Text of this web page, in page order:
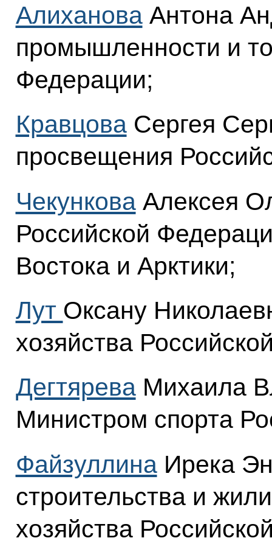
АлихановаАнтона
промышленности и
Федерации;
КравцоваСергея
просвещения
ЧекунковаАлексея
Российской
Востока и Арктики;
Лут Оксану
хозяйства
ДегтяреваМихаила
Министром спорта
ФайзуллинаИрека
строительства и
хозяйства